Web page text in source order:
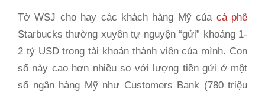
Tờ WSJ cho hay các khách hàng Mỹ của cà phê
Starbucks thường xuyên tự nguyện “gửi” khoảng 1-
2 tỷ USD trong tài khoản thành viên của mình. Con
số này cao hơn nhiều so với lượng tiền gửi ở một
số ngân hàng Mỹ như Customers Bank (780 triệu